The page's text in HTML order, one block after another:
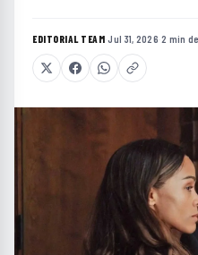
EDITORIAL TEAM·Jul 31, 2026·2 min